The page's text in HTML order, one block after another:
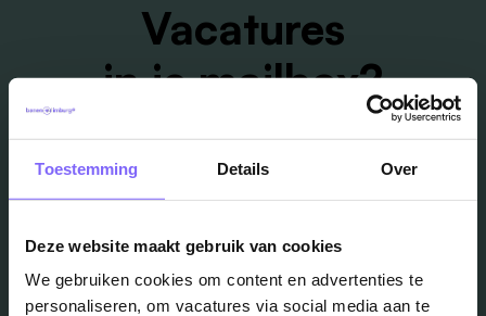
Toestemming Details Over
Deze website maakt gebruik van cookies
We gebruiken cookies om content en advertenties te
personaliseren, om vacatures via social media aan te
Vacatures
in je mailbox?
Schrijf je in en we houden je op de hoogte